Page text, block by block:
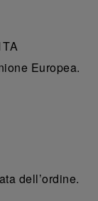
Europea.
dell’ordine.